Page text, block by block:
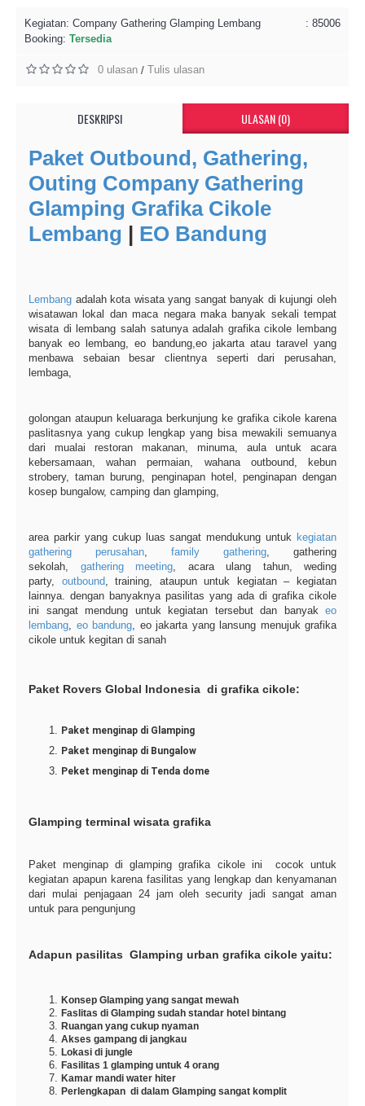
: 85006
Kegiatan: Company Gathering Glamping Lembang
Booking: Tersedia
0 ulasan / Tulis ulasan
DESKRIPSI ULASAN (0)
Paket Outbound, Gathering,
Outing Company Gathering
Glamping Grafika Cikole
Lembang | EO Bandung
Lembang adalah kota wisata yang sangat banyak di kujungi oleh
wisatawan lokal dan maca negara maka banyak sekali tempat
wisata di lembang salah satunya adalah grafika cikole lembang
banyak eo lembang, eo bandung,eo jakarta atau taravel yang
menbawa sebaian besar clientnya seperti dari perusahan,
lembaga,
golongan ataupun keluaraga berkunjung ke grafika cikole karena
paslitasnya yang cukup lengkap yang bisa mewakili semuanya
dari mualai restoran makanan, minuma, aula untuk acara
kebersamaan, wahan permaian, wahana outbound, kebun
strobery, taman burung, penginapan hotel, penginapan dengan
kosep bungalow, camping dan glamping,
area parkir yang cukup luas sangat mendukung untuk kegiatan
gathering perusahan, family gathering, gathering
sekolah, gathering meeting, acara ulang tahun, weding
party, outbound, training, ataupun untuk kegiatan – kegiatan
lainnya. dengan banyaknya pasilitas yang ada di grafika cikole
ini sangat mendung untuk kegiatan tersebut dan banyak eo
lembang, eo bandung, eo jakarta yang lansung menujuk grafika
cikole untuk kegitan di sanah
Paket Rovers Global Indonesia di grafika cikole:
Paket menginap di Glamping
Paket menginap di Bungalow
Peket menginap di Tenda dome
Glamping terminal wisata grafika
Paket menginap di glamping grafika cikole ini cocok untuk
kegiatan apapun karena fasilitas yang lengkap dan kenyamanan
dari mulai penjagaan 24 jam oleh security jadi sangat aman
untuk para pengunjung
Adapun pasilitas Glamping urban grafika cikole yaitu:
Konsep Glamping yang sangat mewah
Faslitas di Glamping sudah standar hotel bintang
Ruangan yang cukup nyaman
Akses gampang di jangkau
Lokasi di jungle
Fasilitas 1 glamping untuk 4 orang
Kamar mandi water hiter
Perlengkapan di dalam Glamping sangat komplit